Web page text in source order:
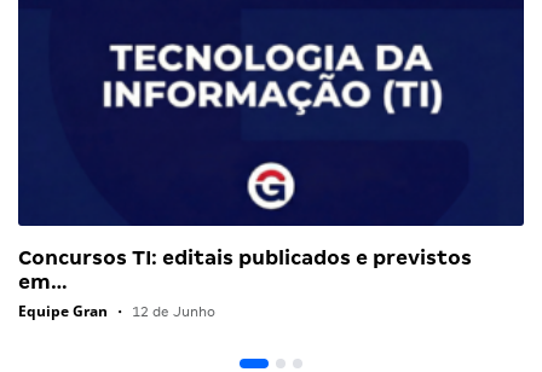
Concursos TI: editais publicados e previstos
em…
Equipe Gran • 12 de Junho